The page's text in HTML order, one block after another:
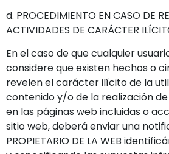
d. PROCEDIMIENTO EN CASO DE
ACTIVIDADES DE CARÁCTER
En el caso de que cualquier
considere que existen hechos o
revelen el carácter ilícito de la
contenido y/o de la realización
en las páginas web incluidas o
sitio web, deberá enviar una
PROPIETARIO DE LA WEB